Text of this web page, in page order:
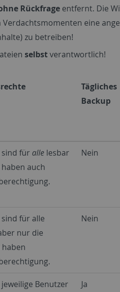
Rückfrage entfernt. Die
eine
zu betreiben!
selbstverantwortlich!
Tägliches
Backup
für alle lesbar
haben auch
Nein
für alle
nur die
Nein
Benutzer
Ja